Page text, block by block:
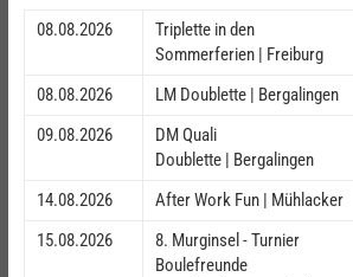
08.08.2026
Triplette in den
Sommerferien | Freiburg
08.08.2026
LM Doublette | Bergalingen
09.08.2026
DM Quali
Doublette | Bergalingen
14.08.2026
After Work Fun | Mühlacker
15.08.2026
8. Murginsel - Turnier
Boulefreunde